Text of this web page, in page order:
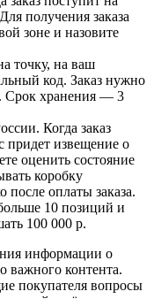
получения заказа
зоне и назовите
точку, на ваш
код. Заказ нужно
Срок хранения — 3
Когда заказ
придет извещение о
оценить состояние
коробку
после оплаты заказа.
10 позиций и
100 000 р.
информации о
важного контента.
покупателя вопросы